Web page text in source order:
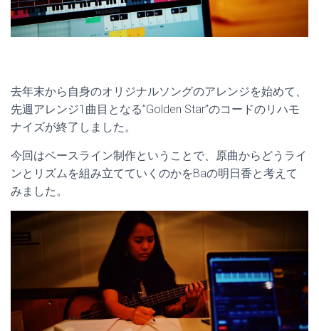
去年末から自身のオリジナルソングのアレンジを始めて、
先週アレンジ1曲目となる”Golden Star”のコードのリハモ
ナイズが終了しました。
今回はベースライン制作ということで、原曲からどうライ
ンとリズムを組み立てていくのかをBaの明日香と考えて
みました。